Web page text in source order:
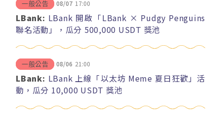
一般公告 08/07 17:00
LBank: LBank 開啟「LBank × Pudgy Penguins
聯名活動」，瓜分 500,000 USDT 獎池
一般公告 08/06 21:00
LBank: LBank 上線「以太坊 Meme 夏日狂歡」活
動，瓜分 10,000 USDT 獎池